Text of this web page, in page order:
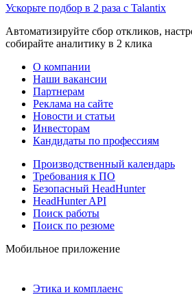
Ускорьте подбор в 2 раза с Talantix
Автоматизируйте сбор откликов,
собирайте аналитику в 2 клика
О компании
Наши вакансии
Партнерам
Реклама на сайте
Новости и статьи
Инвесторам
Кандидаты по профессиям
Производственный календарь
Требования к ПО
Безопасный HeadHunter
HeadHunter API
Поиск работы
Поиск по резюме
Мобильное приложение
Этика и комплаенс